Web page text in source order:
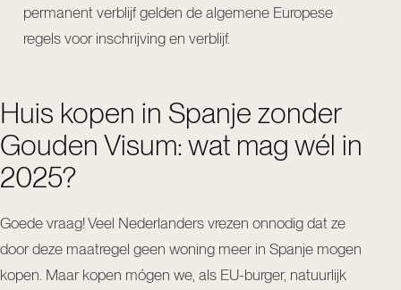
permanent verblijf gelden de algemene Europese
regels voor inschrijving en verblijf.
Huis kopen in Spanje zonder
Gouden Visum: wat mag wél in
2025?
Goede vraag! Veel Nederlanders vrezen onnodig dat ze
door deze maatregel geen woning meer in Spanje mogen
kopen. Maar kopen mógen we, als EU-burger, natuurlijk